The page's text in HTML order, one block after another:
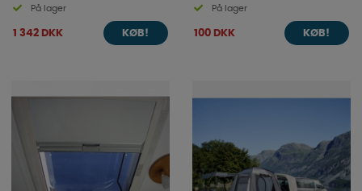
På lager
1 342 DKK KØB!
På lager
100 DKK KØB!